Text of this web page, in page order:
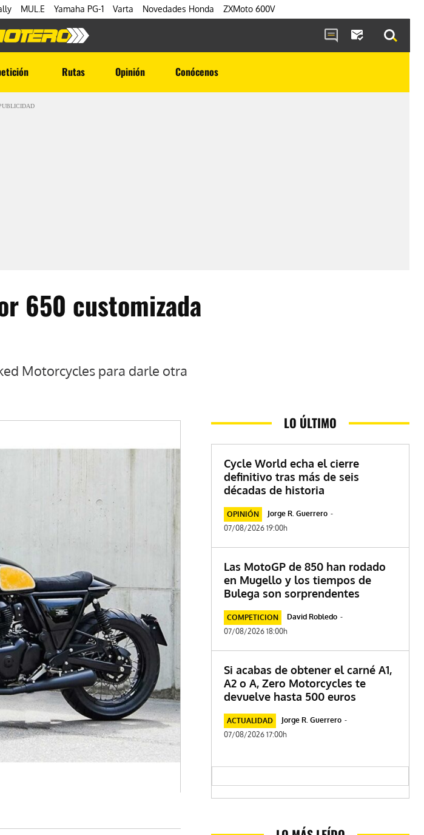
MUL.E Yamaha PG-1 Varta Novedades Honda ZXMoto 600V
Rutas Opinión Conócenos
650 customizada
Motorcycles para darle otra
LO ÚLTIMO
Cycle World echa el cierre
definitivo tras más de seis
décadas de historia
OPINIÓN Jorge R. Guerrero -
07/08/2026 19:00h
Las MotoGP de 850 han rodado
en Mugello y los tiempos de
Bulega son sorprendentes
COMPETICION David Robledo -
07/08/2026 18:00h
Si acabas de obtener el carné A1,
A2 o A, Zero Motorcycles te
devuelve hasta 500 euros
ACTUALIDAD Jorge R. Guerrero -
07/08/2026 17:00h